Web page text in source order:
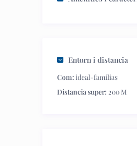
Entorn i distancia
Com: ideal-familias
Distancia super: 200 M